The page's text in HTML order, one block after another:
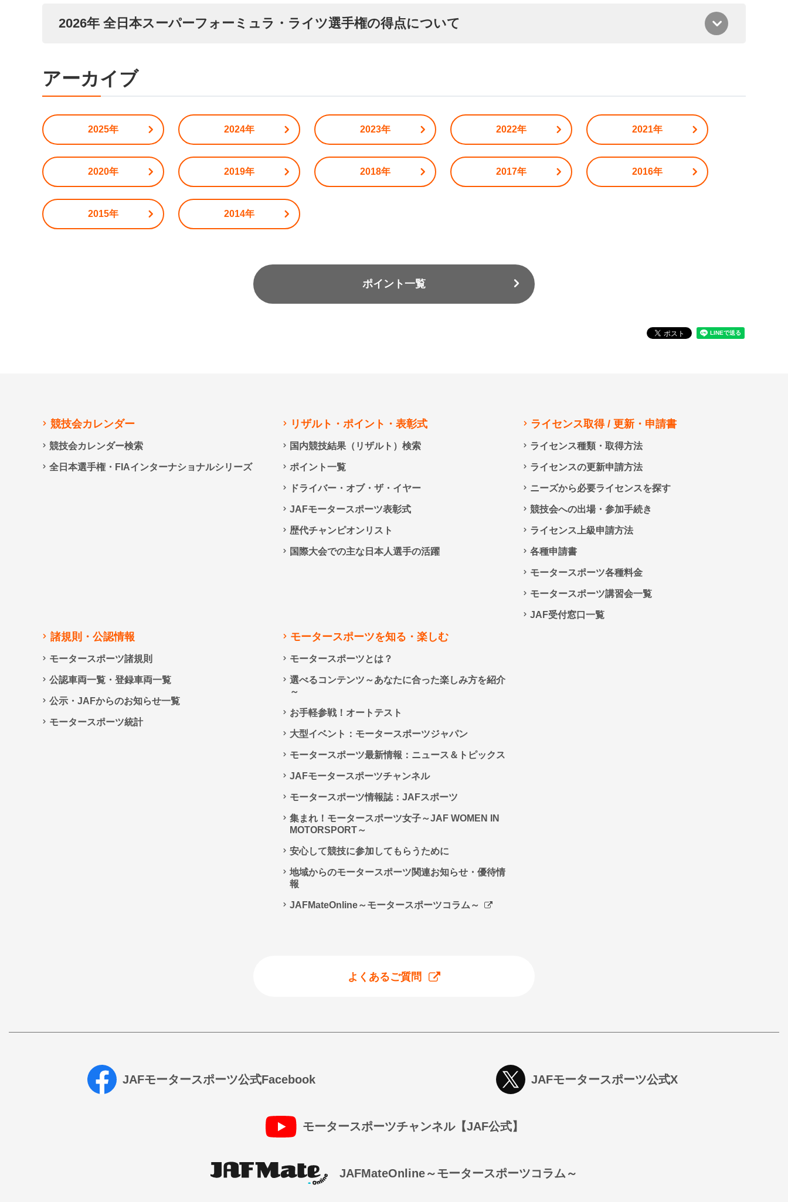
2026年 全日本スーパーフォーミュラ・ライツ選手権の得点について
アーカイブ
2025年 2024年 2023年 2022年 2021年
2020年 2019年 2018年 2017年 2016年
2015年 2014年
ポイント一覧
競技会カレンダー
競技会カレンダー検索
全日本選手権・FIAインターナショナルシリーズ
リザルト・ポイント・表彰式
国内競技結果（リザルト）検索
ポイント一覧
ドライバー・オブ・ザ・イヤー
JAFモータースポーツ表彰式
歴代チャンピオンリスト
国際大会での主な日本人選手の活躍
ライセンス取得 / 更新・申請書
ライセンス種類・取得方法
ライセンスの更新申請方法
ニーズから必要ライセンスを探す
競技会への出場・参加手続き
ライセンス上級申請方法
各種申請書
モータースポーツ各種料金
モータースポーツ講習会一覧
JAF受付窓口一覧
諸規則・公認情報
モータースポーツ諸規則
公認車両一覧・登録車両一覧
公示・JAFからのお知らせ一覧
モータースポーツ統計
モータースポーツを知る・楽しむ
モータースポーツとは？
選べるコンテンツ～あなたに合った楽しみ方を紹介
～
お手軽参戦！オートテスト
大型イベント：モータースポーツジャパン
モータースポーツ最新情報：ニュース＆トピックス
JAFモータースポーツチャンネル
モータースポーツ情報誌：JAFスポーツ
集まれ！モータースポーツ女子～JAF WOMEN IN
MOTORSPORT～
安心して競技に参加してもらうために
地域からのモータースポーツ関連お知らせ・優待情
報
JAFMateOnline～モータースポーツコラム～
よくあるご質問
JAFモータースポーツ公式Facebook JAFモータースポーツ公式X
モータースポーツチャンネル【JAF公式】
JAFMateOnline～モータースポーツコラム～